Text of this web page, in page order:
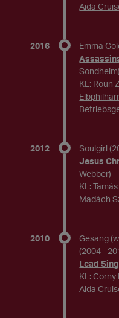
Aida
2016
Emma
Sondheim)
KL: Roun
2012 Soulgirl
Jesus
Webber)
KL:
Madách
2010
Gesang
(2004 -
Lead
KL:
Aida